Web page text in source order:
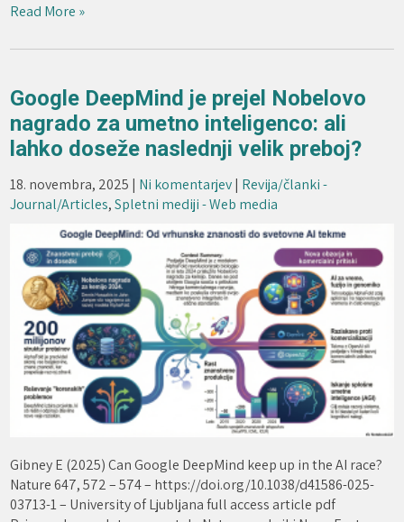
Read More »
Google DeepMind je prejel Nobelovo
nagrado za umetno inteligenco: ali
lahko doseže naslednji velik preboj?
18. novembra, 2025 | Ni komentarjev| Revija/članki -
Journal/Articles,Spletni mediji - Web media
Gibney E (2025) Can Google DeepMind keep up in the AI race?
Nature 647, 572 – 574 – https://doi.org/10.1038/d41586-025-
03713-1 – University of Ljubljana full access article pdf